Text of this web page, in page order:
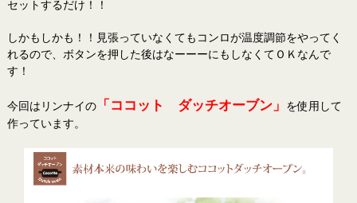
セットするだけ！！
しかもしかも！！見張っていなくてもコンロが温度調節をやってく
れるので、ボタンを押した後はなーーーにもしなくてＯＫなんで
す！
今回はリンナイの「ココット ダッチオーブン」
を使用して
作っています。